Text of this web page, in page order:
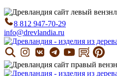
8 812 947-70-29
info@drevlandia.ru